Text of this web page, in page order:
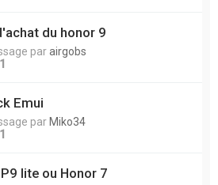
du honor 9
parairgobs
1
Emui
parMiko34
1
lite ou Honor 7